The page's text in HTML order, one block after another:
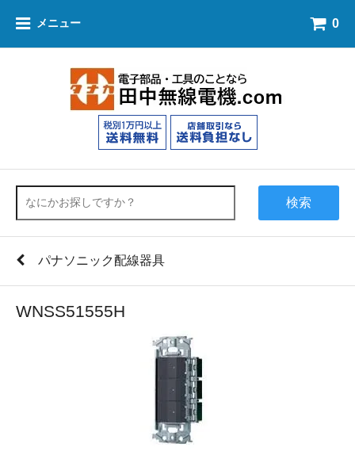
メニュー 0
検索
パナソニック配線器具
WNSS51555H